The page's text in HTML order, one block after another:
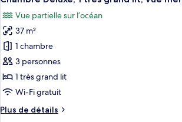
toutes
les
photos
pour
ce
type
de
chambre :
Chambre
Vue partielle sur l’océan
37 m²
1 chambre
3 personnes
1 très grand lit
Wi-Fi gratuit
Plus de détails
Plus